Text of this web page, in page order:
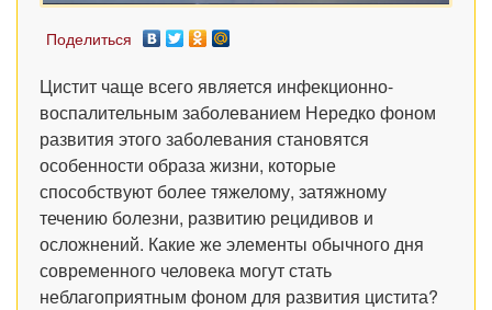
Поделиться
Цистит чаще всего является инфекционно-
воспалительным заболеванием Нередко фоном
развития этого заболевания становятся
особенности образа жизни, которые
способствуют более тяжелому, затяжному
течению болезни, развитию рецидивов и
осложнений. Какие же элементы обычного дня
современного человека могут стать
неблагоприятным фоном для развития цистита?